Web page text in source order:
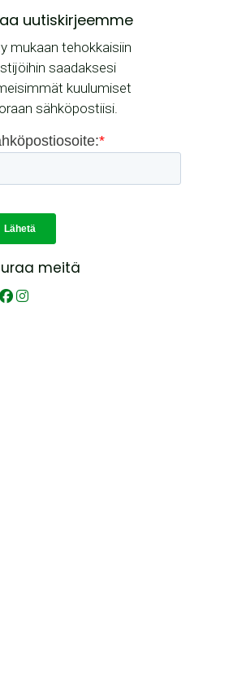
uutiskirjeemme
mukaan tehokkaisiin
saadaksesi
kuulumiset
sähköpostiisi.
meitä